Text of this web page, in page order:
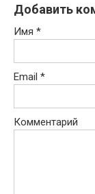
Добавить
Имя *
Email *
Комментарий